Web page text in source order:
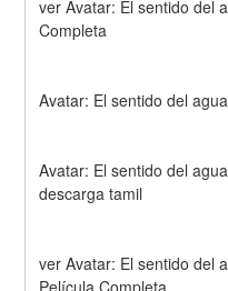
ver Avatar: El sentido del
Completa
Avatar: El sentido del
Avatar: El sentido del
descarga tamil
ver Avatar: El sentido del